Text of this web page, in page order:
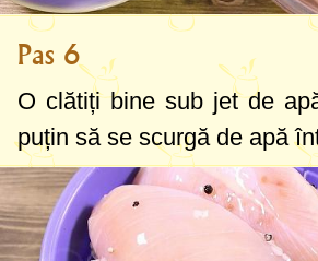
Pas 6
O clătiți bine sub jet de
puțin să se scurgă de apă